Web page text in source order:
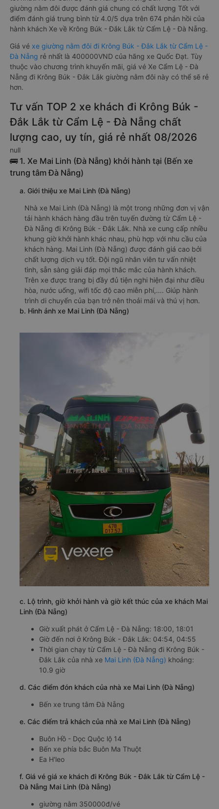
giường nằm đôi được đánh giá chung có chất lượng Tốt với
điểm đánh giá trung bình từ 4.0/5 dựa trên 674 phản hồi của
hành khách Xe về Krông Búk - Đắk Lắk từ Cẩm Lệ - Đà Nẵng.
Giá vé xe giường nằm đôi đi Krông Búk - Đắk Lắk từ Cẩm Lệ -
Đà Nẵng rẻ nhất là 400000VND của hãng xe Quốc Đạt. Tùy
thuộc vào chương trình khuyến mãi, giá vé Xe Cẩm Lệ - Đà
Nẵng đi Krông Búk - Đắk Lắk giường nằm đôi này có thể sẽ rẻ
hơn.
Tư vấn TOP 2 xe khách đi Krông Búk -
Đắk Lắk từ Cẩm Lệ - Đà Nẵng chất
lượng cao, uy tín, giá rẻ nhất 08/2026
null
🚌 1. Xe Mai Linh (Đà Nẵng) khởi hành tại (Bến xe
trung tâm Đà Nẵng)
a. Giới thiệu xe Mai Linh (Đà Nẵng)
Nhà xe Mai Linh (Đà Nẵng) là một trong những đơn vị vận
tải hành khách hàng đầu trên tuyến đường từ Cẩm Lệ -
Đà Nẵng đi Krông Búk - Đắk Lắk. Nhà xe cung cấp nhiều
khung giờ khởi hành khác nhau, phù hợp với nhu cầu của
khách hàng. Mai Linh (Đà Nẵng) được đánh giá cao bởi
chất lượng dịch vụ tốt. Đội ngũ nhân viên tư vấn nhiệt
tình, sẵn sàng giải đáp mọi thắc mắc của hành khách.
Trên xe được trang bị đầy đủ tiện nghi hiện đại như điều
hòa, nước uống, wifi tốc độ cao miễn phí,.... Giúp hành
trình di chuyển của bạn trở nên thoải mái và thú vị hơn.
b. Hình ảnh xe Mai Linh (Đà Nẵng)
c. Lộ trình, giờ khởi hành và giờ kết thúc của xe khách Mai
Linh (Đà Nẵng)
Giờ xuất phát ở Cẩm Lệ - Đà Nẵng: 18:00, 18:01
Giờ đến nơi ở Krông Búk - Đắk Lắk: 04:54, 04:55
Thời gian chạy từ Cẩm Lệ - Đà Nẵng đi Krông Búk -
Đắk Lắk của nhà xe Mai Linh (Đà Nẵng) khoảng:
10.9 giờ
d. Các điểm đón khách của nhà xe Mai Linh (Đà Nẵng)
Bến xe trung tâm Đà Nẵng
e. Các điểm trả khách của nhà xe Mai Linh (Đà Nẵng)
Buôn Hồ - Dọc Quộc lộ 14
Bến xe phía bắc Buôn Ma Thuột
Ea H'leo
f. Giá vé giá xe khách đi Krông Búk - Đắk Lắk từ Cẩm Lệ -
Đà Nẵng Mai Linh (Đà Nẵng)
giường nằm 350000đ/vé